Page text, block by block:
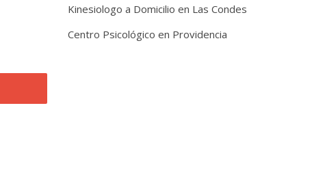
Kinesiologo a Domicilio en Las Condes
Centro Psicológico en Providencia